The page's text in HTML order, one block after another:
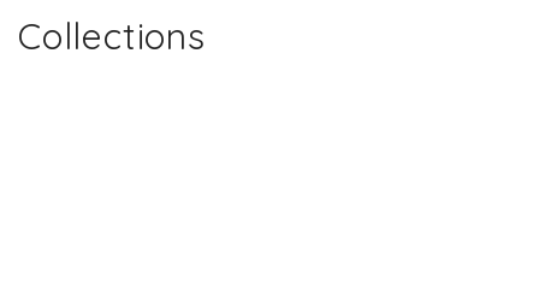
Collections